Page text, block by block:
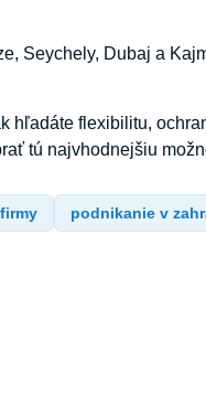
Seychely, Dubaj a
hľadáte flexibilitu,
tú najvhodnejšiu
podnikanie v